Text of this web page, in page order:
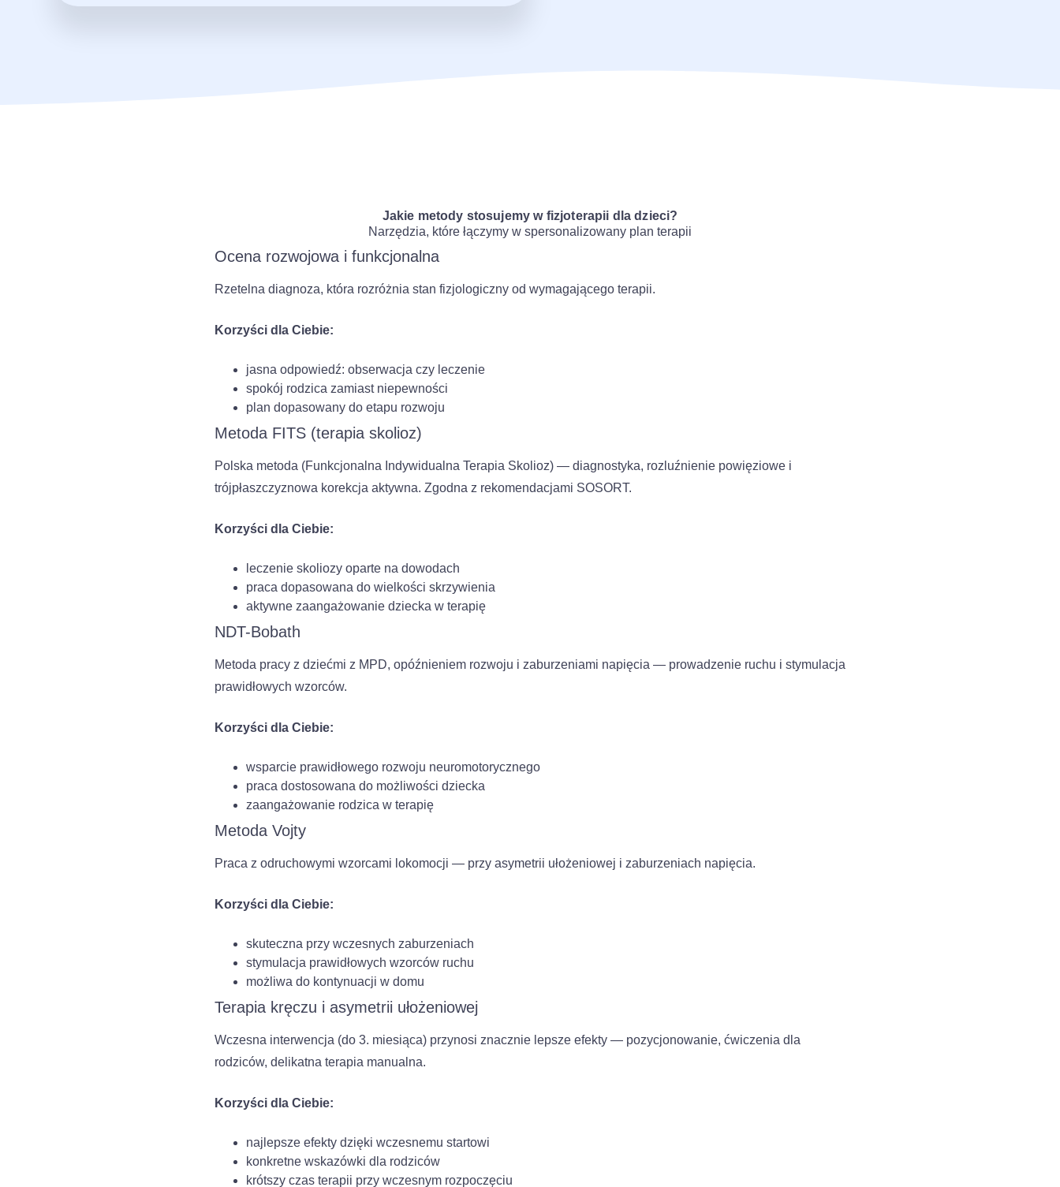
Jakie metody stosujemy w fizjoterapii dla dzieci?
Narzędzia, które łączymy w spersonalizowany plan terapii
Ocena rozwojowa i funkcjonalna
Rzetelna diagnoza, która rozróżnia stan fizjologiczny od wymagającego terapii.
Korzyści dla Ciebie:
jasna odpowiedź: obserwacja czy leczenie
spokój rodzica zamiast niepewności
plan dopasowany do etapu rozwoju
Metoda FITS (terapia skolioz)
Polska metoda (Funkcjonalna Indywidualna Terapia Skolioz) — diagnostyka, rozluźnienie powięziowe i
trójpłaszczyznowa korekcja aktywna. Zgodna z rekomendacjami SOSORT.
Korzyści dla Ciebie:
leczenie skoliozy oparte na dowodach
praca dopasowana do wielkości skrzywienia
aktywne zaangażowanie dziecka w terapię
NDT-Bobath
Metoda pracy z dziećmi z MPD, opóźnieniem rozwoju i zaburzeniami napięcia — prowadzenie ruchu i stymulacja
prawidłowych wzorców.
Korzyści dla Ciebie:
wsparcie prawidłowego rozwoju neuromotorycznego
praca dostosowana do możliwości dziecka
zaangażowanie rodzica w terapię
Metoda Vojty
Praca z odruchowymi wzorcami lokomocji — przy asymetrii ułożeniowej i zaburzeniach napięcia.
Korzyści dla Ciebie:
skuteczna przy wczesnych zaburzeniach
stymulacja prawidłowych wzorców ruchu
możliwa do kontynuacji w domu
Terapia kręczu i asymetrii ułożeniowej
Wczesna interwencja (do 3. miesiąca) przynosi znacznie lepsze efekty — pozycjonowanie, ćwiczenia dla
rodziców, delikatna terapia manualna.
Korzyści dla Ciebie:
najlepsze efekty dzięki wczesnemu startowi
konkretne wskazówki dla rodziców
krótszy czas terapii przy wczesnym rozpoczęciu